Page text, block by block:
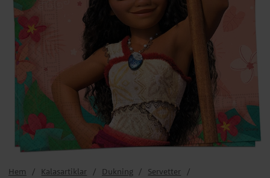
Hem Kalasartiklar Dukning
Servetter